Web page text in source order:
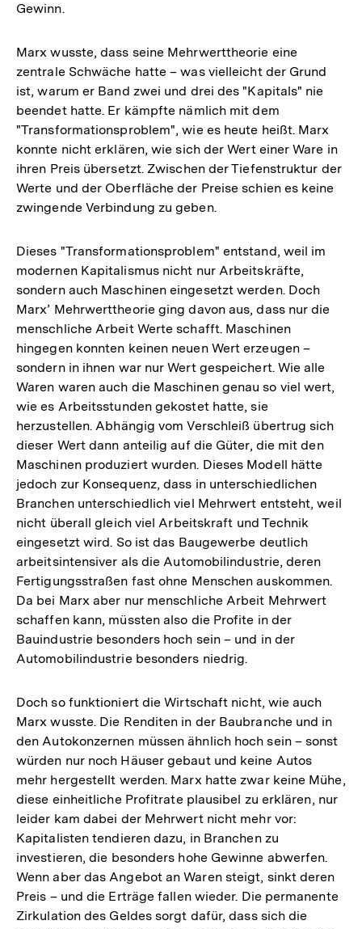
Gewinn.
Marx wusste, dass seine Mehrwerttheorie eine
zentrale Schwäche hatte – was vielleicht der Grund
ist, warum er Band zwei und drei des "Kapitals" nie
beendet hatte. Er kämpfte nämlich mit dem
"Transformationsproblem", wie es heute heißt. Marx
konnte nicht erklären, wie sich der Wert einer Ware in
ihren Preis übersetzt. Zwischen der Tiefenstruktur der
Werte und der Oberfläche der Preise schien es keine
zwingende Verbindung zu geben.
Dieses "Transformationsproblem" entstand, weil im
modernen Kapitalismus nicht nur Arbeitskräfte,
sondern auch Maschinen eingesetzt werden. Doch
Marx’ Mehrwerttheorie ging davon aus, dass nur die
menschliche Arbeit Werte schafft. Maschinen
hingegen konnten keinen neuen Wert erzeugen –
sondern in ihnen war nur Wert gespeichert. Wie alle
Waren waren auch die Maschinen genau so viel wert,
wie es Arbeitsstunden gekostet hatte, sie
herzustellen. Abhängig vom Verschleiß übertrug sich
dieser Wert dann anteilig auf die Güter, die mit den
Maschinen produziert wurden. Dieses Modell hätte
jedoch zur Konsequenz, dass in unterschiedlichen
Branchen unterschiedlich viel Mehrwert entsteht, weil
nicht überall gleich viel Arbeitskraft und Technik
eingesetzt wird. So ist das Baugewerbe deutlich
arbeitsintensiver als die Automobilindustrie, deren
Fertigungsstraßen fast ohne Menschen auskommen.
Da bei Marx aber nur menschliche Arbeit Mehrwert
schaffen kann, müssten also die Profite in der
Bauindustrie besonders hoch sein – und in der
Automobilindustrie besonders niedrig.
Doch so funktioniert die Wirtschaft nicht, wie auch
Marx wusste. Die Renditen in der Baubranche und in
den Autokonzernen müssen ähnlich hoch sein – sonst
würden nur noch Häuser gebaut und keine Autos
mehr hergestellt werden. Marx hatte zwar keine Mühe,
diese einheitliche Profitrate plausibel zu erklären, nur
leider kam dabei der Mehrwert nicht mehr vor:
Kapitalisten tendieren dazu, in Branchen zu
investieren, die besonders hohe Gewinne abwerfen.
Wenn aber das Angebot an Waren steigt, sinkt deren
Preis – und die Erträge fallen wieder. Die permanente
Zirkulation des Geldes sorgt dafür, dass sich die